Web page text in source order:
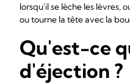
lorsqu'il se lèche les lèvres,
ou tourne la tête avec la
Qu'est-ce
d'éjection ?